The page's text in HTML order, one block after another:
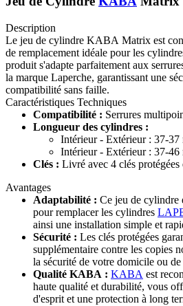
Description
Le jeu de cylindre KABA Matrix est
de remplacement idéale pour les
produit s'adapte parfaitement aux
la marque Laperche, garantissant une
compatibilité sans faille.
Caractéristiques Techniques
Compatibilité : Serrures
Longueur des cylindres :
Intérieur - Extérieur : 37-37
Intérieur - Extérieur : 37-46
Clés : Livré avec 4 clés
Avantages
Adaptabilité : Ce jeu de cylindre
pour remplacer les cylindres
ainsi une installation simple et
Sécurité : Les clés protégées
supplémentaire contre les copies
la sécurité de votre domicile ou
Qualité KABA : KABA est
haute qualité et durabilité, vous
d'esprit et une protection à long